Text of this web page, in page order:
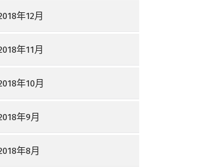
年12月
年11月
年10月
年9月
年8月